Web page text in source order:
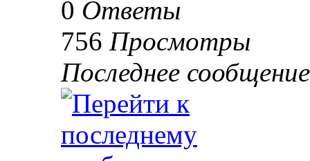
0 Ответы
756 Просмотры
Последнее